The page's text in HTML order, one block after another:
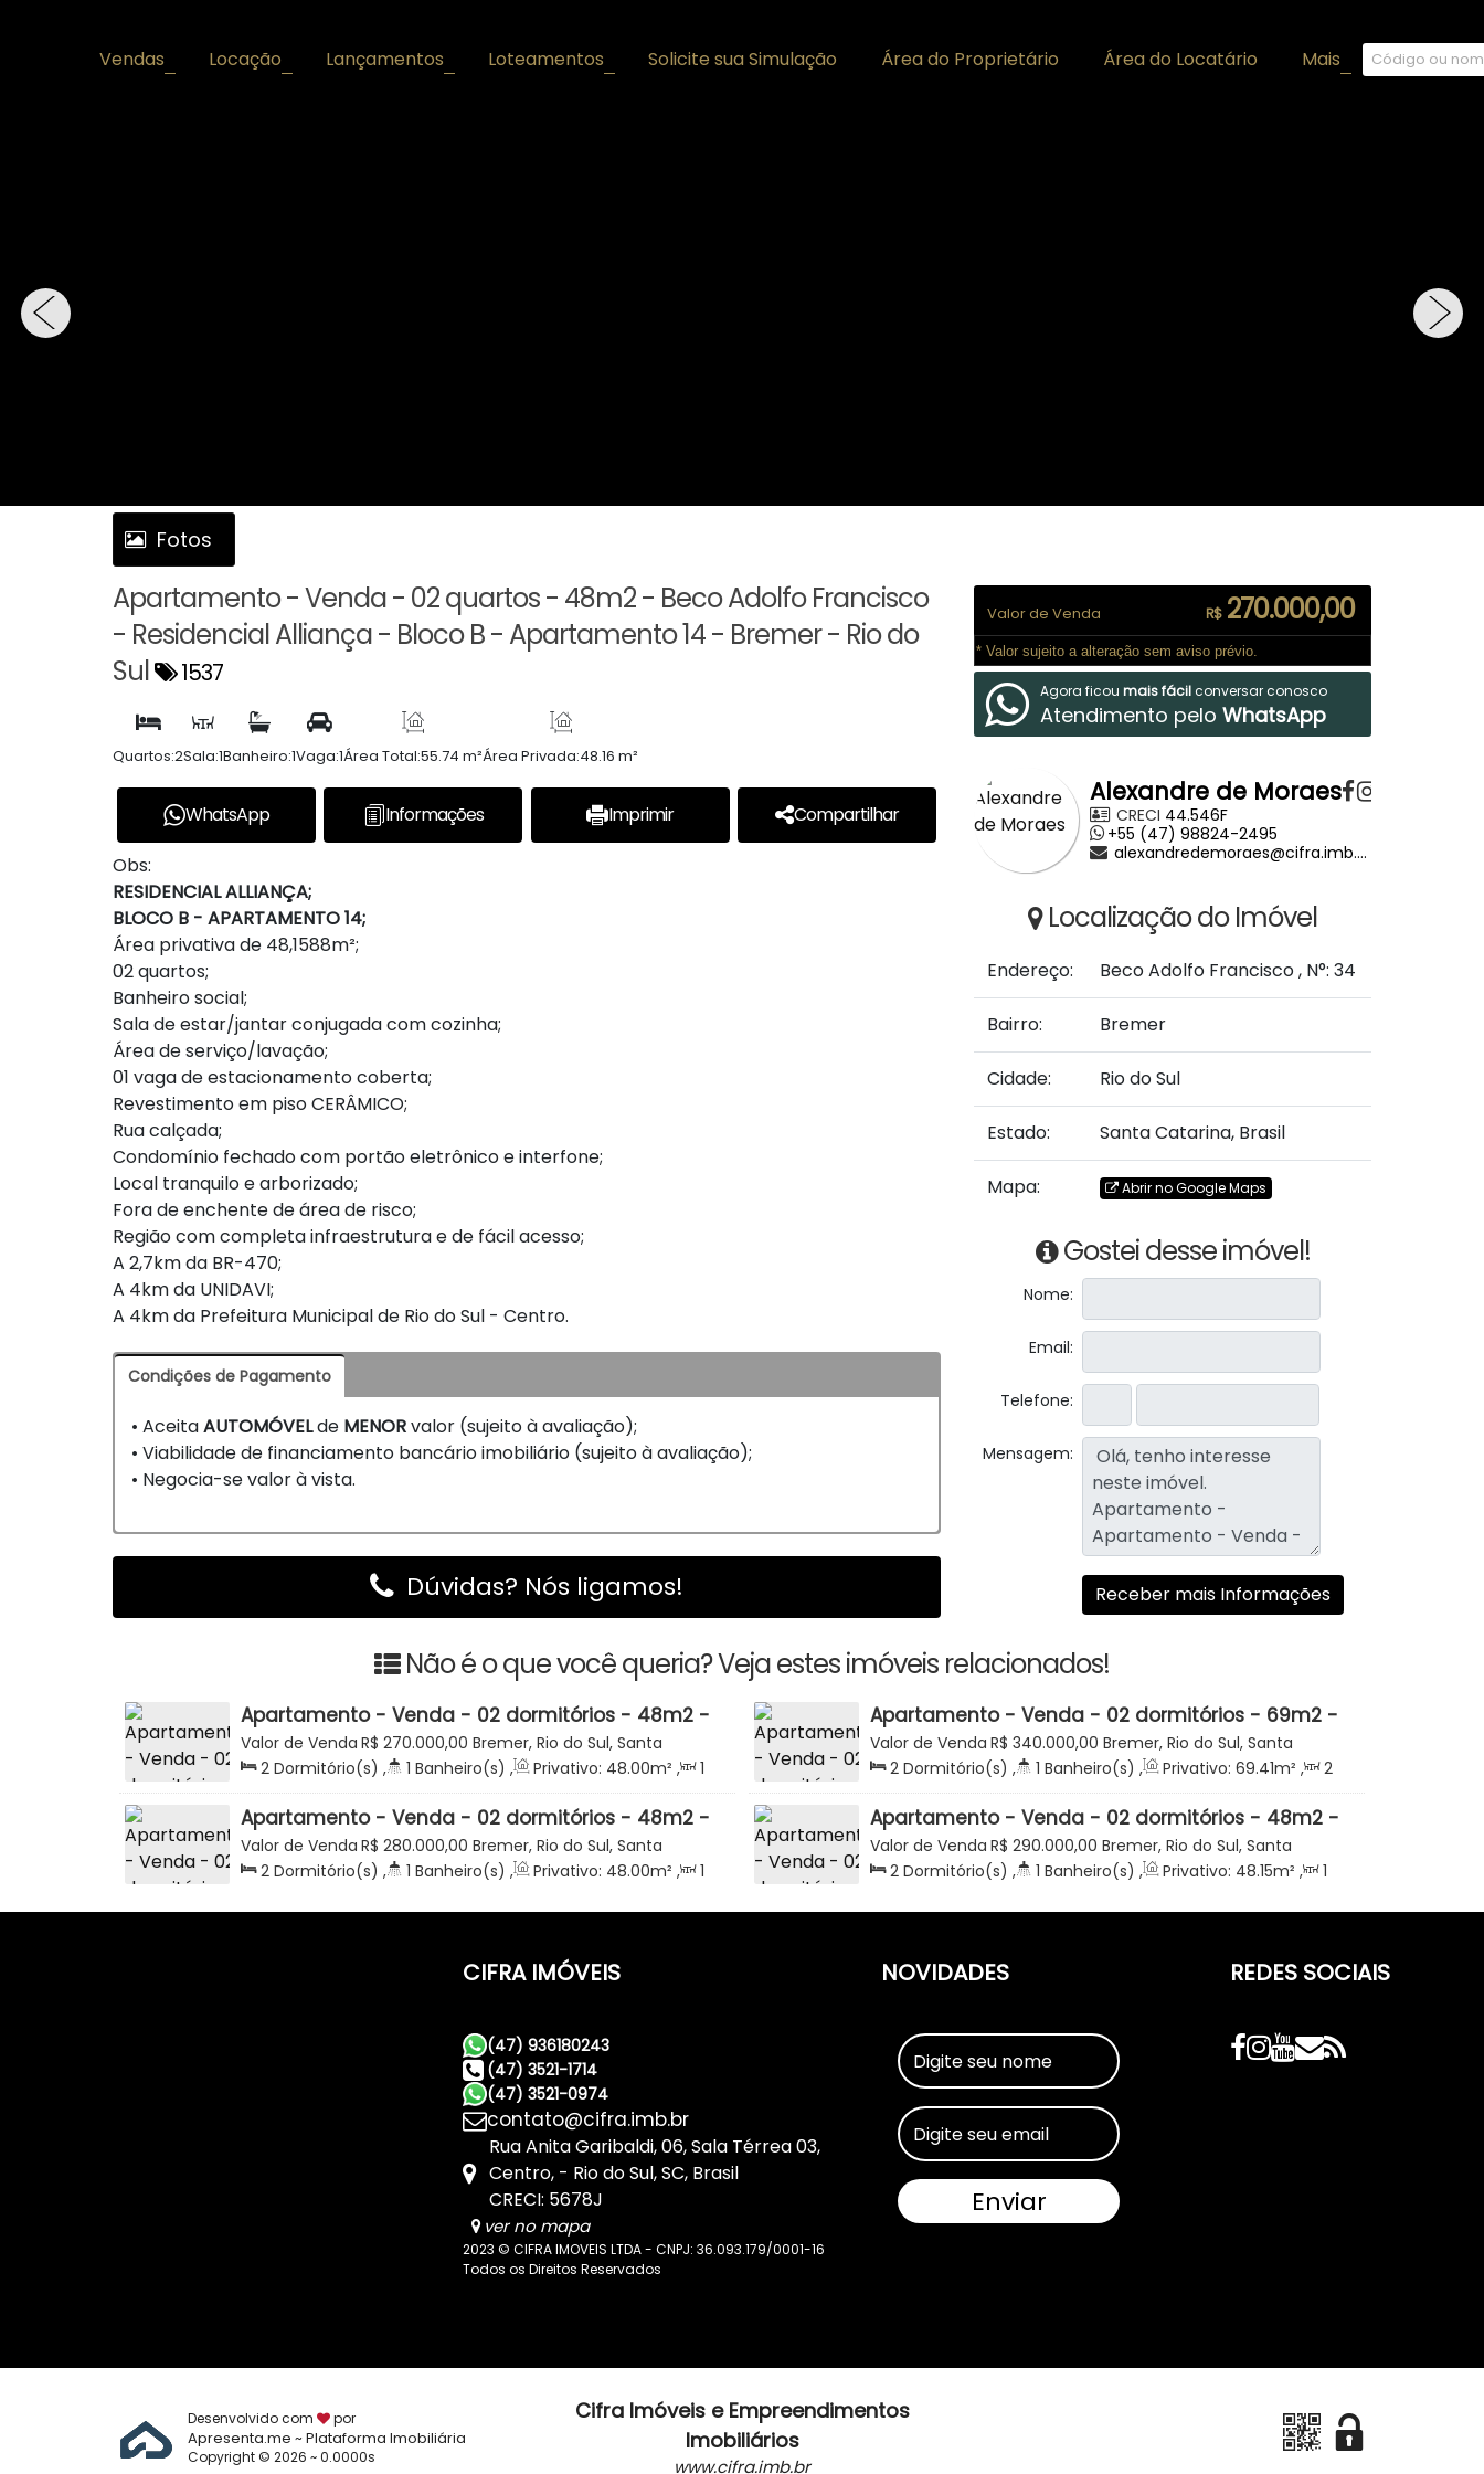
Mais
Área do Locatário
Área do Proprietário
Solicite sua Simulação
Loteamentos
Lançamentos
Locação
Vendas
‹ ›
Fotos
Apartamento - Venda - 02 quartos - 48m2 - Beco Adolfo Francisco
- Residencial Alliança - Bloco B - Apartamento 14 - Bremer - Rio do
Sul
1537
Quartos:2Sala:1Banheiro:1Vaga:1Área Total:55.74 m²Área Privada:48.16 m²
WhatsApp Informações Imprimir
Compartilhar
Obs:
RESIDENCIAL ALLIANÇA;
BLOCO B - APARTAMENTO 14;
Área privativa de 48,1588m²;
02 quartos;
Banheiro social;
Sala de estar/jantar conjugada com cozinha;
Área de serviço/lavação;
01 vaga de estacionamento coberta;
Revestimento em piso CERÂMICO;
Rua calçada;
Condomínio fechado com portão eletrônico e interfone;
Local tranquilo e arborizado;
Fora de enchente de área de risco;
Região com completa infraestrutura e de fácil acesso;
A 2,7km da BR-470;
A 4km da UNIDAVI;
A 4km da Prefeitura Municipal de Rio do Sul - Centro.
Condições de Pagamento
• AceitaAUTOMÓVELde MENORvalor (sujeito à avaliação);
• Viabilidade de financiamento bancário imobiliário (sujeito à avaliação);
• Negocia-se valor à vista.
Dúvidas? Nós ligamos!
R$270.000,00
Valor de Venda
* Valor sujeito a alteração sem aviso prévio.
Agora ficou mais fácilconversar conosco
Atendimento pelo WhatsApp
Alexandre de Moraes
CRECI 44.546F
+55 (47) 98824-2495
alexandredemoraes@cifra.imb.br
Localização do Imóvel
Endereço: Beco Adolfo Francisco, N°: 34
Bairro: Bremer
Cidade: Rio do Sul
Estado: Santa Catarina, Brasil
Mapa: Abrir no Google Maps
Gostei desse imóvel!
Nome:
Email:
Telefone:
Mensagem:
Não é o que você queria? Veja estes imóveis relacionados!
Apartamento - Venda - 02 dormitórios - 48m2 -
Beco Adolfo Francisco - Residencial Alliança -
Bremer - Rio do Sul
R$ 270.000,00
Valor de Venda
Bremer, Rio do Sul, Santa
Catarina, Brasil
2 Dormitório(s) , 1 Banheiro(s) , Privativo: 48.00m² ,
1
Sala(s) , Total: 56.00m² , 1 Vaga(s)
Apartamento - Venda - 02 dormitórios - 69m2 -
Semi Mobiliado - Residencial Vitória - Bremer -
Rio do Sul por R$ 340.000,00
R$ 340.000,00
Valor de Venda
Bremer, Rio do Sul, Santa
Catarina, Brasil
2 Dormitório(s) , 1 Banheiro(s) , Privativo: 69.41m² ,
2
Sala(s) , Total: 85.75m² , 1 Vaga(s)
Apartamento - Venda - 02 dormitórios - 48m2 -
Semi Mobiliado - Minha Casa, Minha Vida -
Residencial Alliança - Bremer - Rio do Sul
R$ 280.000,00
Valor de Venda
Bremer, Rio do Sul, Santa
Catarina, Brasil
2 Dormitório(s) , 1 Banheiro(s) , Privativo: 48.00m² ,
1
Apartamento - Venda - 02 dormitórios - 48m2 -
Semi Mobiliado - Residencial Alliança - Bremer -
Rio do Sul
R$ 290.000,00
Valor de Venda
Bremer, Rio do Sul, Santa
Catarina, Brasil
2 Dormitório(s) , 1 Banheiro(s) , Privativo: 48.15m² ,
1
CIFRA IMÓVEIS
(47) 936180243
(47) 3521-1714
(47) 3521-0974
contato@cifra.imb.br
Rua Anita Garibaldi,06,Sala Térrea 03,
Centro, Rio do Sul,SC, Brasil
CRECI: 5678J
ver no mapa
2023 © CIFRA IMOVEIS LTDA - CNPJ: 36.093.179/0001-16
Todos os Direitos Reservados
NOVIDADES REDES SOCIAIS
Desenvolvido com por
Apresenta.me ~ Plataforma Imobiliária
Copyright © 2026 ~ 0.0000s
Cifra Imóveis e Empreendimentos
Imobiliários
www.cifra.imb.br